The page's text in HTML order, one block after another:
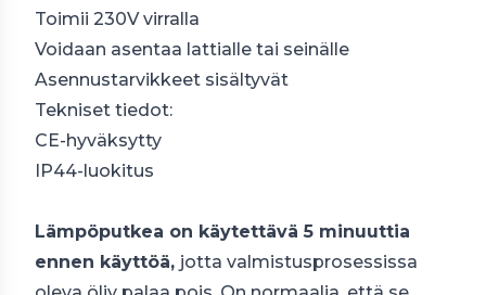
Toimii 230V virralla
Voidaan asentaa lattialle tai seinälle
Asennustarvikkeet sisältyvät
Tekniset tiedot:
CE-hyväksytty
IP44-luokitus
Lämpöputkea on käytettävä 5 minuuttia
ennen käyttöä, jotta valmistusprosessissa